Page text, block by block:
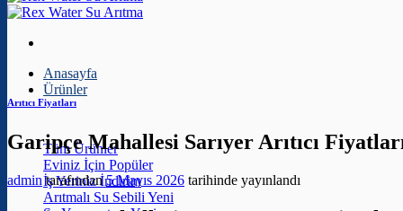
Anasayfa
Ürünler
Tüm Ürünler
Eviniz İçin
İş Yeriniz
Arıtmalı Su Sebili
Arıtıcı Fiyatları
Garipçe Mahallesi Sarıyer Arıtıcı
admintarafından 5 Mayıs 2026 tarihinde yayınlandı